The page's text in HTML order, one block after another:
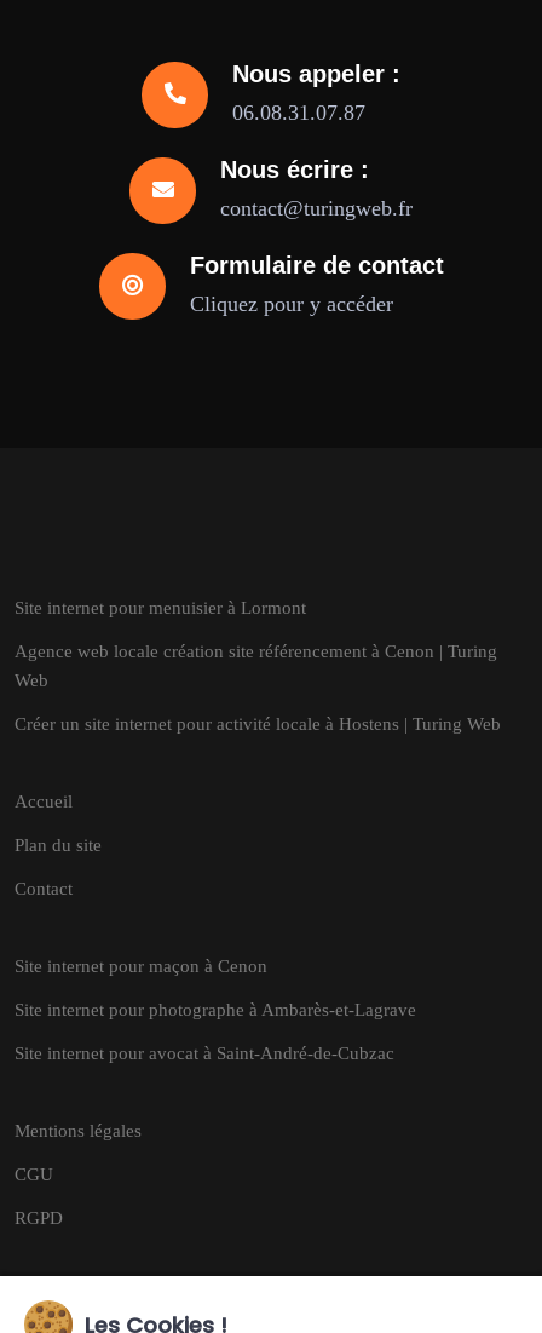
Nous appeler :
06.08.31.07.87
Nous écrire :
contact@turingweb.fr
Formulaire de contact
Cliquez pour y accéder
Site internet pour menuisier à Lormont
Agence web locale création site référencement à Cenon | Turing
Web
Créer un site internet pour activité locale à Hostens | Turing Web
Accueil
Plan du site
Contact
Site internet pour maçon à Cenon
Site internet pour photographe à Ambarès-et-Lagrave
Site internet pour avocat à Saint-André-de-Cubzac
Mentions légales
CGU
RGPD
Les Cookies !